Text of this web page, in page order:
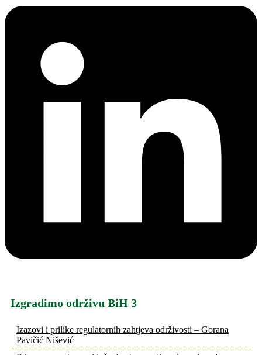
Izgradimo održivu BiH 3
Izazovi i prilike regulatornih zahtjeva održivosti – Gorana
Pavičić Nišević